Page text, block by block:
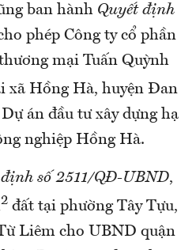
ban hành Quyết định
phép Công ty cổ phần
mại Tuấn Quỳnh
xã Hồng Hà, huyện Đan
án đầu tư xây dựng hạ
nghiệp Hồng Hà.
số 2511/QĐ-UBND,
2 đất tại phường Tây Tựu,
Liêm cho UBND quận